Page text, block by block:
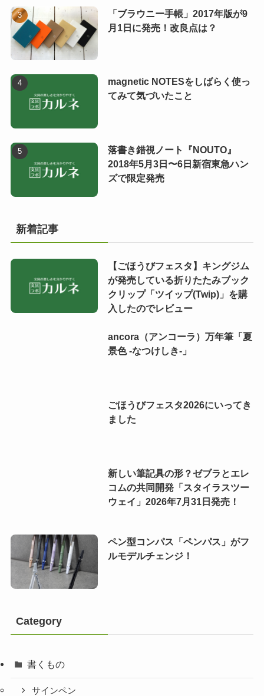
「ブラウニー手帳」2017年版が9
月1日に発売！改良点は？
magnetic NOTESをしばらく使っ
てみて気づいたこと
落書き錯視ノート『NOUTO』
2018年5月3日〜6日新宿東急ハン
ズで限定発売
新着記事
【ごほうびフェスタ】キングジム
が発売している折りたたみブック
クリップ「ツイップ(Twip)」を購
入したのでレビュー
ancora（アンコーラ）万年筆「夏
景色 -なつけしき-」
ごほうびフェスタ2026にいってき
ました
新しい筆記具の形？ゼブラとエレ
コムの共同開発「スタイラスツー
ウェイ」2026年7月31日発売！
ペン型コンパス「ペンパス」がフ
ルモデルチェンジ！
Category
書くもの
サインペン